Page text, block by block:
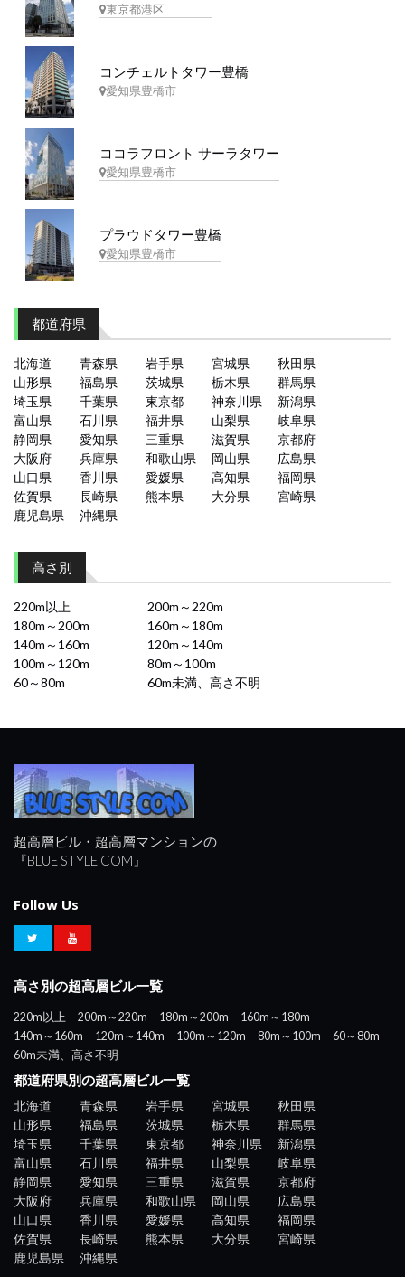
東京都港区
コンチェルトタワー豊橋
愛知県豊橋市
ココラフロント サーラタワー
愛知県豊橋市
プラウドタワー豊橋
愛知県豊橋市
都道府県
北海道 青森県 岩手県 宮城県
秋田県
山形県
福島県 茨城県 栃木県
群馬県
埼玉県
千葉県 東京都 神奈川県
新潟県
富山県
石川県 福井県 山梨県
岐阜県
静岡県
愛知県 三重県 滋賀県
京都府
大阪府
兵庫県 和歌山県 岡山県
広島県
山口県
香川県 愛媛県 高知県
福岡県
佐賀県
長崎県 熊本県 大分県
宮崎県
鹿児島県
沖縄県
高さ別
220m以上
200m～220m
180m～200m
160m～180m
140m～160m
120m～140m
100m～120m
80m～100m
60～80m
60m未満、高さ不明
超高層ビル・超高層マンションの
『BLUE STYLE COM』
Follow Us
高さ別の超高層ビル一覧
220m以上 200m～220m 180m～200m
160m～180m
140m～160m
120m～140m 100m～120m 80m～100m
60～80m
60m未満、高さ不明
都道府県別の超高層ビル一覧
北海道 青森県 岩手県 宮城県
秋田県
山形県
福島県 茨城県 栃木県
群馬県
埼玉県
千葉県 東京都 神奈川県
新潟県
富山県
石川県 福井県 山梨県
岐阜県
静岡県
愛知県 三重県 滋賀県
京都府
大阪府
兵庫県 和歌山県 岡山県
広島県
山口県
香川県 愛媛県 高知県
福岡県
佐賀県
長崎県 熊本県 大分県
宮崎県
鹿児島県
沖縄県